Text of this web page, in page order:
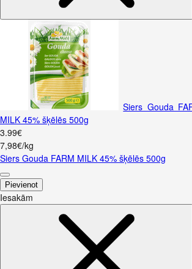
Siers Gouda
MILK 45% šķēlēs 500g
3.99€
7,98€/kg
Siers Gouda FARM MILK 45% šķēlēs 500g
Pievienot
Iesakām